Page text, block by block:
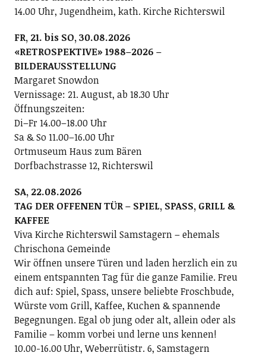
14.00 Uhr, Jugendheim, kath. Kirche Richterswil
FR, 21. bis SO, 30.08.2026
«RETROSPEKTIVE» 1988–2026 –
BILDERAUSSTELLUNG
Margaret Snowdon
Vernissage: 21. August, ab 18.30 Uhr
Öffnungszeiten:
Di–Fr 14.00–18.00 Uhr
Sa & So 11.00–16.00 Uhr
Ortmuseum Haus zum Bären
Dorfbachstrasse 12, Richterswil
SA, 22.08.2026
TAG DER OFFENEN TÜR – SPIEL, SPASS, GRILL &
KAFFEE
Viva Kirche Richterswil Samstagern – ehemals
Chrischona Gemeinde
Wir öffnen unsere Türen und laden herzlich ein zu
einem entspannten Tag für die ganze Familie. Freu
dich auf: Spiel, Spass, unsere beliebte Froschbude,
Würste vom Grill, Kaffee, Kuchen & spannende
Begegnungen. Egal ob jung oder alt, allein oder als
Familie – komm vorbei und lerne uns kennen!
10.00-16.00 Uhr, Weberrütistr. 6, Samstagern